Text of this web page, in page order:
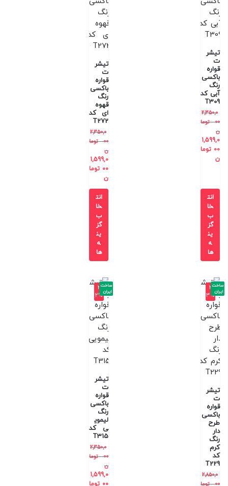
تیشر
ت
قواره
باکسی
رنگ
آبی کد
T309
2,350,0
00
توما
ن
1,599,0
00 توما
ن
انت
خا
ب
گز
ین
ه
ها
تیشر
ت
قواره
باکسی
رنگ
قهوه
ای کد
T272
2,350,0
00
توما
ن
1,599,0
00 توما
ن
انت
خا
ب
گز
ین
ه
ها
-3
3%
تیشر
ت
قواره
باکسی
طرح
دار
رنگ
کرم
کد
T229
2,850,0
00
توما
ساخت
ایران
-3
2%
تیشر
ت
قواره
باکسی
رنگ
لیموی
ی کد
T315
2,350,0
00
توما
ن
1,599,0
00 توما
ساخت
ایران